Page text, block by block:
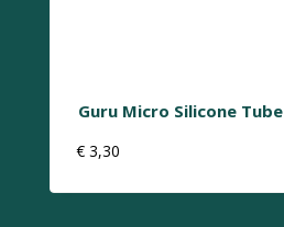
Guru Micro Silicone Tube
€ 3,30